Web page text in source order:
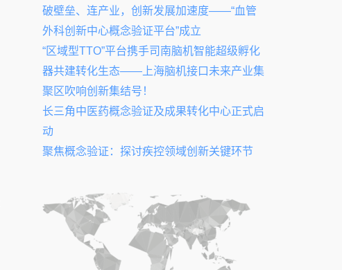
破壁垒、连产业，创新发展加速度——“血管
外科创新中心概念验证平台”成立
“区域型TTO”平台携手司南脑机智能超级孵化
器共建转化生态——上海脑机接口未来产业集
聚区吹响创新集结号！
长三角中医药概念验证及成果转化中心正式启
动
聚焦概念验证：探讨疾控领域创新关键环节